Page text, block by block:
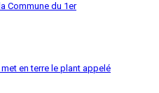
Commune du 1er
en terre le plant appelé